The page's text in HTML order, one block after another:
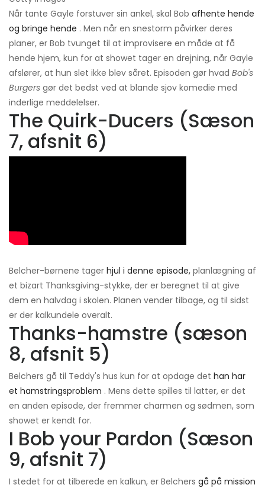
Når tante Gayle forstuver sin ankel, skal Bob afhente hende
og bringe hende . Men når en snestorm påvirker deres
planer, er Bob tvunget til at improvisere en måde at få
hende hjem, kun for at showet tager en drejning, når Gayle
afslører, at hun slet ikke blev såret. Episoden gør hvad Bob's
Burgers gør det bedst ved at blande sjov komedie med
inderlige meddelelser.
The Quirk-Ducers (Sæson
7, afsnit 6)
Belcher-børnene tager hjul i denne episode, planlægning af
et bizart Thanksgiving-stykke, der er beregnet til at give
dem en halvdag i skolen. Planen vender tilbage, og til sidst
er der kalkundele overalt.
Thanks-hamstre (sæson
8, afsnit 5)
Belchers gå til Teddy's hus kun for at opdage det han har
et hamstringsproblem . Mens dette spilles til latter, er det
en anden episode, der fremmer charmen og sødmen, som
showet er kendt for.
I Bob your Pardon (Sæson
9, afsnit 7)
I stedet for at tilberede en kalkun, er Belchers gå på mission